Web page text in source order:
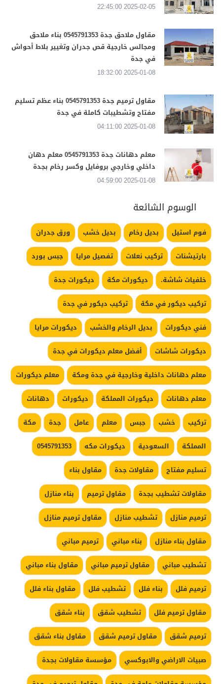
2025-02-05 22:45:00
مقاول ملاحق جدة 0545791353 بناء ملاحق
ومجالس خارجية قص جدران وتغيير بلاط أحواش
في جدة
2025-01-08 18:32:00
مقاول ترميم جدة 0545791353 بناء عظم تسليم
مفتاح وتشطيبات كاملة في جدة
2025-01-08 04:11:00
معلم دهانات جدة 0545791353 معلم دهان
داخلي وخارجي بروفايل وكسر رخام بجدة
2025-01-08 04:59:00
الوسوم الشائعة
فوم استيل بديل رخام بديل خشب
ورق جدران
بارتيشنات
تركيب نعلات تفصيل مرايا
جبس بورد
خلفيات شاشة.
ديكورات مكة
ديكورات جدة
تركيب ديكور في مكة
تركيب ديكور في جدة
فني ديكورات
بديل الرخام والخشب
ديكورات مرايا
ديكورات شاشات
أفضل معلم ديكورات في جدة
معلم دهانات داخلية وخارجية في جدة ومكة
معلم ديكورات
معلم دهانات
ديكورات المملكة ديكورات
دهانات
تركيب
خشب جبس معلم عامل جدة
مكة
المملكة
السعودية ديكورات مكه
0545791353
تسليم مفتاح
مقاولات جدة
مقاول بناء
مقاولات تشطيب بجدة
مقاول ترميم
بناء منازل
ترميم منازل
تشطيب منازل
مقاول ترميم منازل
مقاول بناء منازل
بناء مباني
ترميم مباني
تشطيب مباني
مقاول ترميم مباني
مقاول بناء مباني
ترميم فلل
بناء فلل تشطيب فلل
مقاول بناء فلل
مقاول ترميم فلل
تشطيب شقق
بناء شقق
ترميم شقق
مقاول ترميم شقق
مقاول بناء شقق
صبيات الاراضي والابوكسي
مؤسسة مقاولات بجدة